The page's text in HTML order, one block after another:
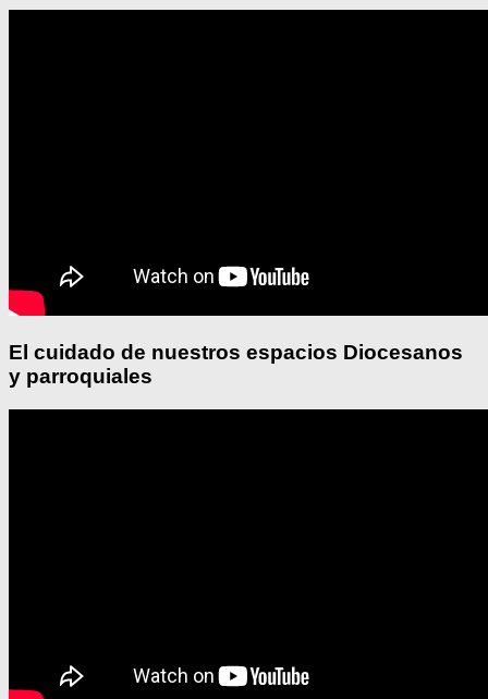
El cuidado de nuestros espacios Diocesanos
y parroquiales